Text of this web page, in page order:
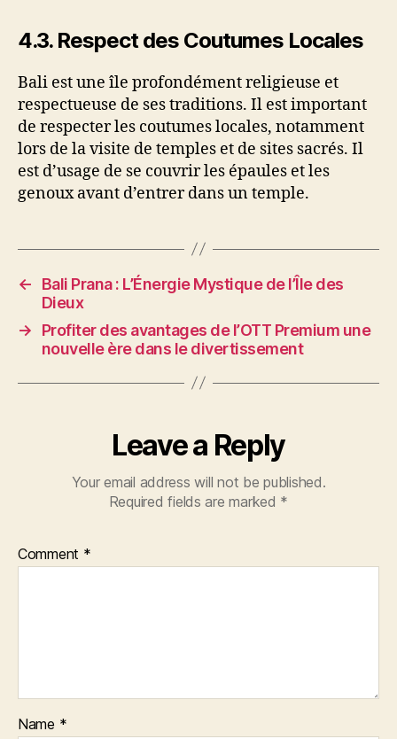
4.3. Respect des Coutumes Locales
Bali est une île profondément religieuse et
respectueuse de ses traditions. Il est important
de respecter les coutumes locales, notamment
lors de la visite de temples et de sites sacrés. Il
est d’usage de se couvrir les épaules et les
genoux avant d’entrer dans un temple.
←
Bali Prana : L’Énergie Mystique de l’Île des
Dieux
→
Profiter des avantages de l’OTT Premium une
nouvelle ère dans le divertissement
Leave a Reply
Your email address will not be published.
Required fields are marked *
Comment *
Name *